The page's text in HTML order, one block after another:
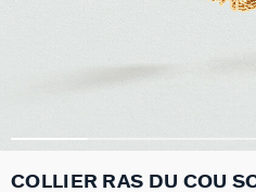
COLLIER RAS DU COU